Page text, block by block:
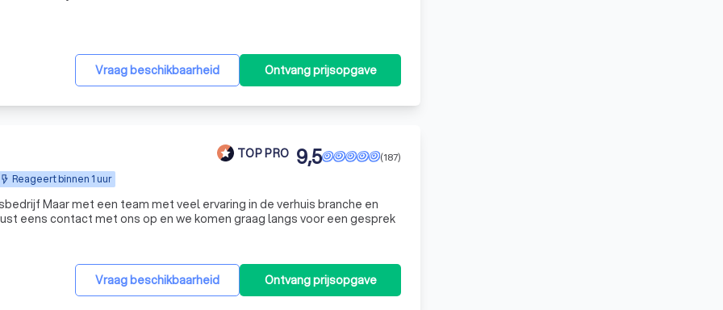
Vraag beschikbaarheid Ontvang prijsopgave
TOP PRO
Reageert binnen 1 uur
(187)
9,5
branche en
eens contact met ons op en we komen graag langs voor een gesprek
Vraag beschikbaarheid Ontvang prijsopgave